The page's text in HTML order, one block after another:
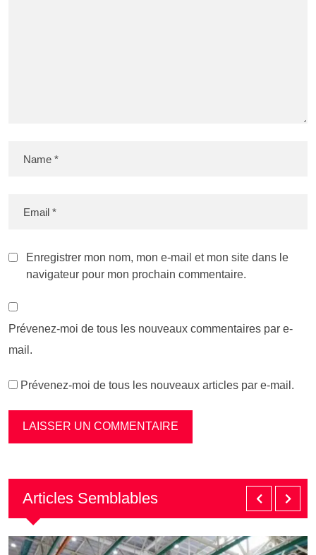
Enregistrer mon nom, mon e-mail et mon site dans le
navigateur pour mon prochain commentaire.
Prévenez-moi de tous les nouveaux commentaires par e-
mail.
Prévenez-moi de tous les nouveaux articles par e-mail.
Articles Semblables